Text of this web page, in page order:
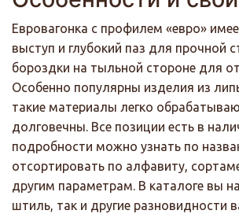
Евровагонка с профилем «евро»
выступ и глубокий паз для прочной
бороздки на тыльной стороне для
Особенно популярны изделия из
такие материалы легко
долговечны. Все позиции есть в
подробности можно узнать по
отсортировать по алфавиту,
другим параметрам. В каталоге вы
штиль, так и другие разновидности